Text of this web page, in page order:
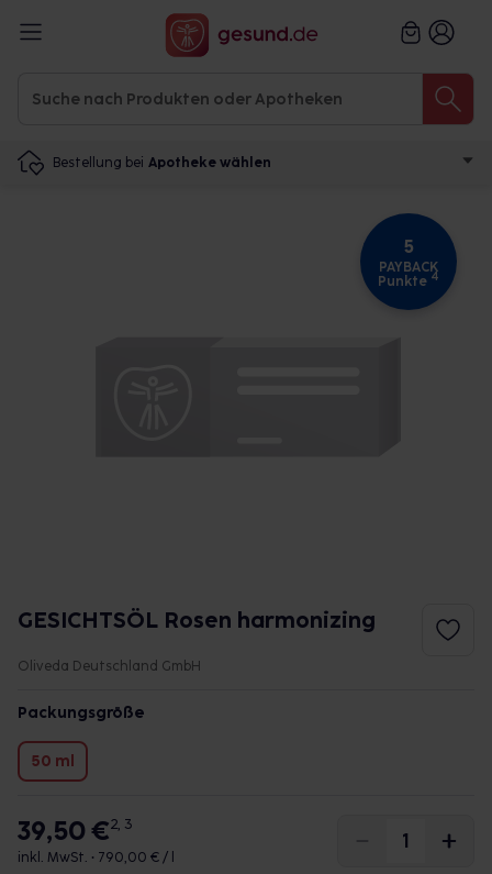
Bestellung bei Apotheke wählen
5
PAYBACK
Punkte 4
GESICHTSÖL Rosen harmonizing
Oliveda Deutschland GmbH
Packungsgröße
50 ml
39,50 €2, 3
inkl. MwSt. • 790,00 € / l